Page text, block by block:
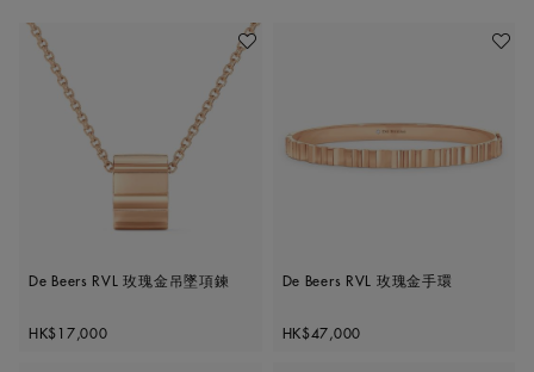
加入喜愛清單
De Beers RVL 玫瑰金吊墜項鍊
Original price
HK$17,000
加入喜
De Beers RVL 玫瑰金手環
Original price
HK$47,000